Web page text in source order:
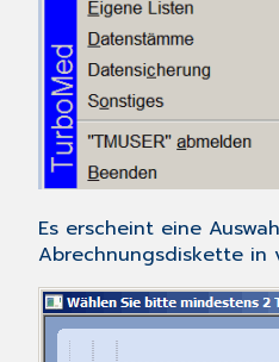
Es erscheint eine
Abrechnungsdiskette in